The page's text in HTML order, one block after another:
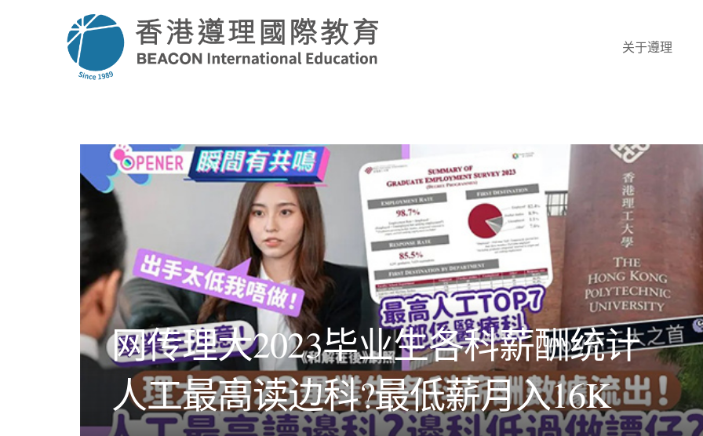
关于遵理
网传理大2023毕业生各科薪酬统计
人工最高读边科?最低薪月入16K